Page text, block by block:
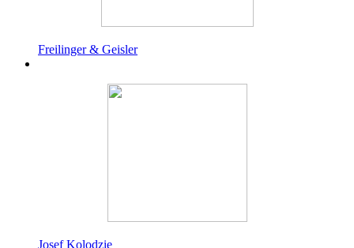
Freilinger & Geisler
Josef Kolodzie